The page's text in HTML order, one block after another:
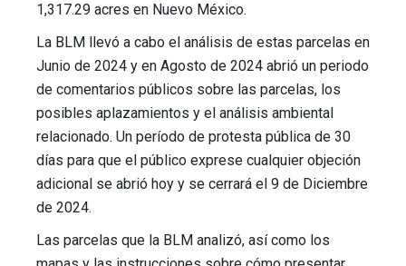
1,317.29 acres en Nuevo México.
La BLM llevó a cabo el análisis de estas parcelas en
Junio de 2024 y en Agosto de 2024 abrió un periodo
de comentarios públicos sobre las parcelas, los
posibles aplazamientos y el análisis ambiental
relacionado. Un período de protesta pública de 30
días para que el público exprese cualquier objeción
adicional se abrió hoy y se cerrará el 9 de Diciembre
de 2024.
Las parcelas que la BLM analizó, así como los